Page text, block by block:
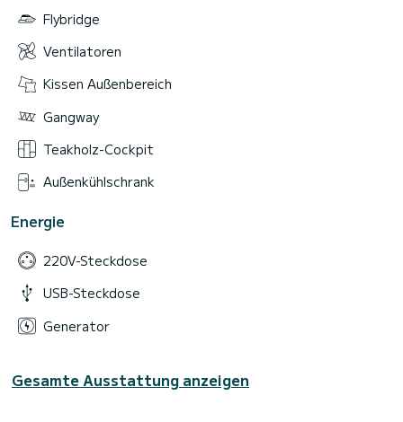
Flybridge
Ventilatoren
Kissen Außenbereich
Gangway
Teakholz-Cockpit
Außenkühlschrank
Energie
220V-Steckdose
USB-Steckdose
Generator
Gesamte Ausstattung anzeigen